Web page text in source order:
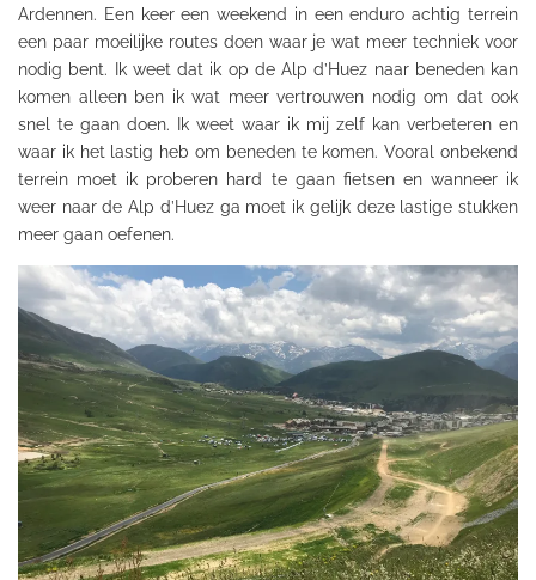
Ardennen. Een keer eenweekend in een enduroachtig terrein
een paar moeilijke routes doen waar je wat meer techniek voor
nodig bent. Ik weet dat ik op de Alpd’Huez naar beneden kan
komen alleen ben ik wat meer vertrouwen nodig om dat ook
snel te gaan doen. Ik weet waar ik mij zelf kan verbeteren en
waar ik het lastig heb om beneden te komen. Vooral onbekend
terrein moet ik proberen hard te gaan fietsen en wanneer ik
weer naar de Alp d’Huezga moet ik gelijk deze lastige stukken
meer gaan oefenen.